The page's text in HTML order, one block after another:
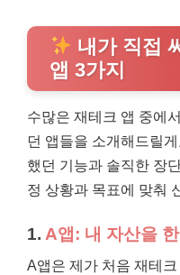
내가 직접
앱 3가지
수많은 재테크 앱 중에
던 앱들을 소개해드릴
했던 기능과 솔직한 장
정 상황과 목표에 맞춰
1. A앱: 내 자산을
A앱은 제가 처음 재테